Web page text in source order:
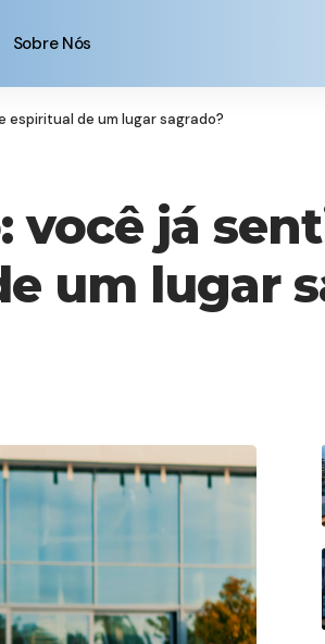
Sobre Nós
espiritual de um lugar sagrado?
você já
um lugar